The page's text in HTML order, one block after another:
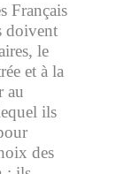
Français
doivent
le
et à la
au
ils
des